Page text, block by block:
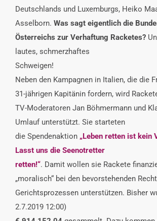
Deutschlands und Luxemburgs, Heiko
Asselborn. Was sagt eigentlich die
Österreichs zur Verhaftung Racketes?
lautes, schmerzhaftes
Schweigen!
Neben den Kampagnen in Italien, die die
31-jährigen Kapitänin fordern, wird
TV-Moderatoren Jan Böhmermann und
Umlauf unterstützt. Sie starteten
die Spendenaktion „Leben retten ist kein
Lasst uns die Seenotretter
retten!“. Damit wollen sie Rackete
„moralisch“ bei den bevorstehenden
Gerichtsprozessen unterstützen. Bisher
2.7.2019 12:00)